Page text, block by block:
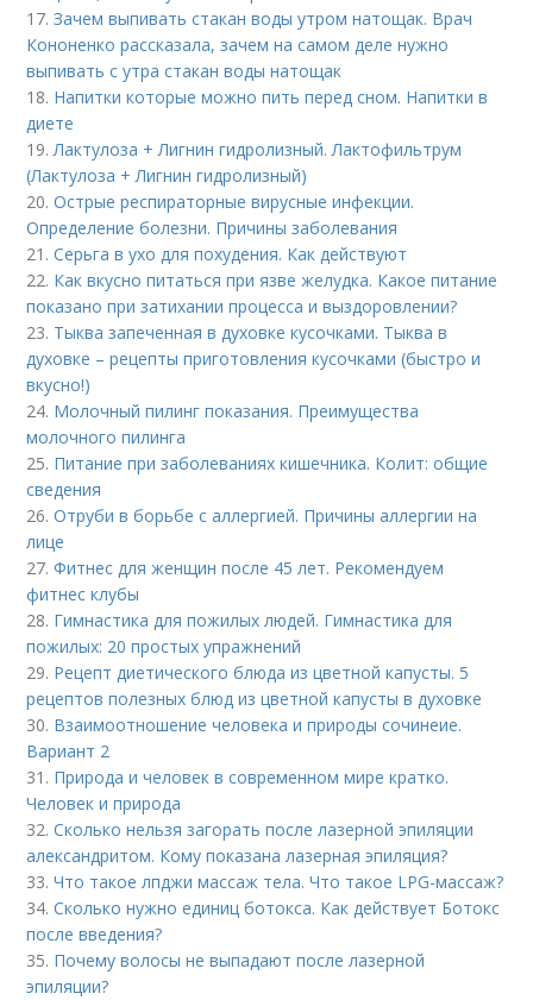
17.Зачем выпивать стакан воды утром натощак. Врач
Кононенко рассказала, зачем на самом деле нужно
выпивать с утра стакан воды натощак
18. Напитки которые можно пить перед сном. Напитки в
диете
19.Лактулоза + Лигнин гидролизный. Лактофильтрум
(Лактулоза + Лигнин гидролизный)
20.Острые респираторные вирусные инфекции.
Определение болезни. Причины заболевания
21.Серьга в ухо для похудения. Как действуют
22. Как вкусно питаться при язве желудка. Какое питание
показано при затихании процесса и выздоровлении?
23. Тыква запеченная в духовке кусочками. Тыква в
духовке – рецепты приготовления кусочками (быстро и
вкусно!)
24. Молочный пилинг показания. Преимущества
молочного пилинга
25. Питание при заболеваниях кишечника. Колит: общие
сведения
26.Отруби в борьбе с аллергией. Причины аллергии на
лице
27.Фитнес для женщин после 45 лет. Рекомендуем
фитнес клубы
28. Гимнастика для пожилых людей. Гимнастика для
пожилых: 20 простых упражнений
29. Рецепт диетического блюда из цветной капусты. 5
рецептов полезных блюд из цветной капусты в духовке
30. Взаимоотношение человека и природы сочинеие.
Вариант 2
31. Природа и человек в современном мире кратко.
Человек и природа
32.Сколько нельзя загорать после лазерной эпиляции
александритом. Кому показана лазерная эпиляция?
33.Что такое лпджи массаж тела. Что такое LPG-массаж?
34.Сколько нужно единиц ботокса. Как действует Ботокс
после введения?
35. Почему волосы не выпадают после лазерной
эпиляции?